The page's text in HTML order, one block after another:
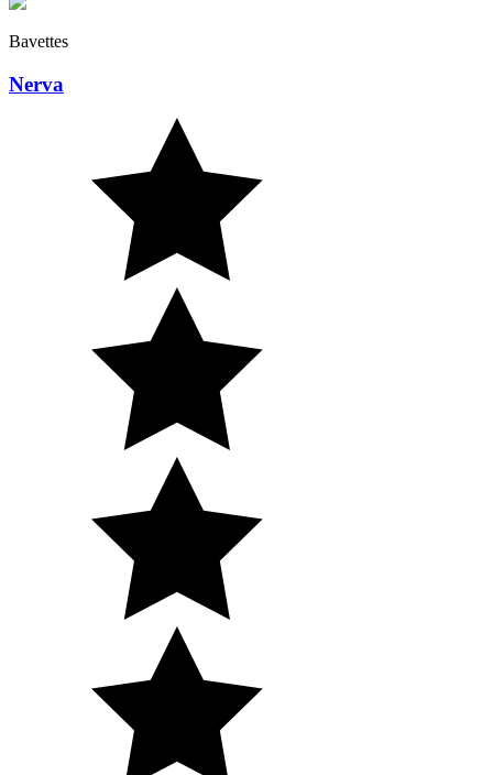
Bavettes
Nerva